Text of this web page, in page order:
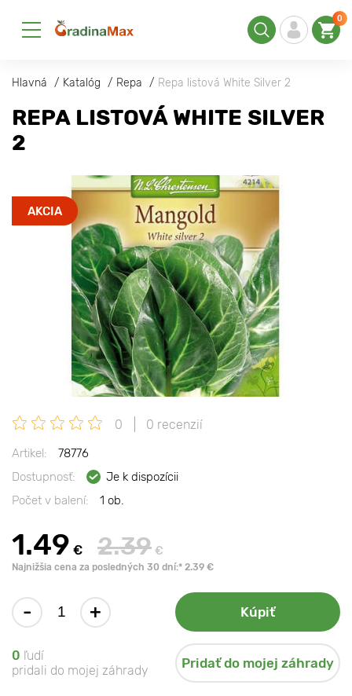
0
Hlavná Katalóg Repa Repa listová White Silver 2
REPA LISTOVÁ WHITE SILVER
2
AKCIA
0 0 recenzií
Artikel:
78776
Dostupnosť:
Je k dispozícii
Počet v balení:
1 ob.
1.49 € 2.39 €
Najnižšia cena za posledných 30 dní:* 2.39 €
- + Kúpiť
0 ľudí
pridali do mojej záhrady
Pridať do mojej záhrady